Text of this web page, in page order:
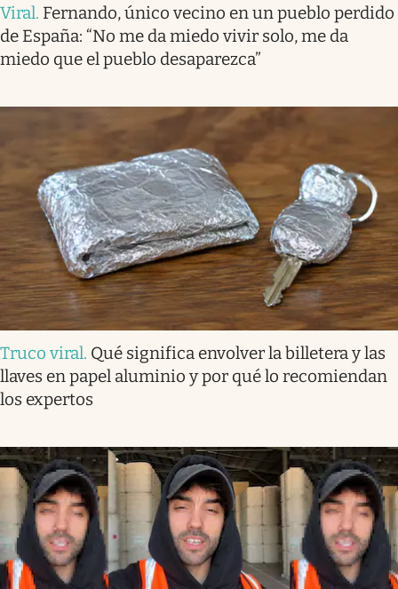
Viral. Fernando, único vecino en un pueblo perdido
de España: “No me da miedo vivir solo, me da
miedo que el pueblo desaparezca”
Truco viral. Qué significa envolver la billetera y las
llaves en papel aluminio y por qué lo recomiendan
los expertos